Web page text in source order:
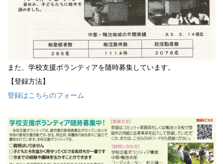
また、学校支援ボランティアを随時募集しています。
【登録方法】
登録はこちらのフォーム